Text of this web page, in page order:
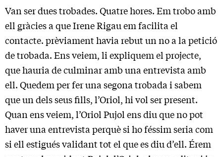
Van ser dues trobades. Quatre hores. Em trobo amb
ell gràcies a que Irene Rigau em facilita el
contacte. prèviament havia rebut un no a la petició
de trobada. Ens veiem, li expliquem el projecte,
que hauria de culminar amb una entrevista amb
ell. Quedem per fer una segona trobada i sabem
que un dels seus fills, l’Oriol, hi vol ser present.
Quan ens veiem, l’Oriol Pujol ens diu que no pot
haver una entrevista perquè si ho féssim seria com
si ell estigués validant tot el que es diu d’ell. Érem